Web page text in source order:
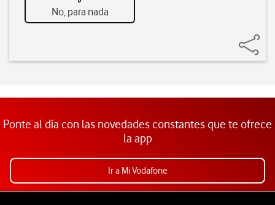
No, para nada
Ponte al día con las novedades constantes que te ofrece
la app
Ir a Mi Vodafone